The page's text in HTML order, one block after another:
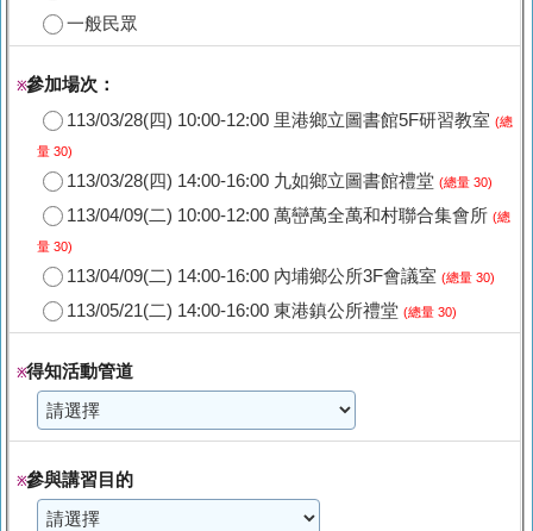
一般民眾
※參加場次：
113/03/28(四) 10:00-12:00 里港鄉立圖書館5F研習教室 (總
量 30)
113/03/28(四) 14:00-16:00 九如鄉立圖書館禮堂 (總量 30)
113/04/09(二) 10:00-12:00 萬巒萬全萬和村聯合集會所 (總
量 30)
113/04/09(二) 14:00-16:00 內埔鄉公所3F會議室 (總量 30)
113/05/21(二) 14:00-16:00 東港鎮公所禮堂 (總量 30)
※得知活動管道
※參與講習目的